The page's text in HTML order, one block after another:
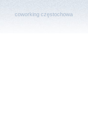
coworking częstochowa